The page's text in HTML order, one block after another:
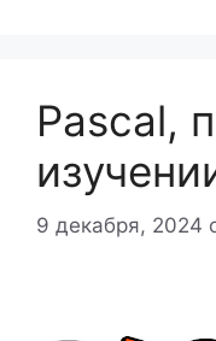
Pascal,
9 декабря, 2024